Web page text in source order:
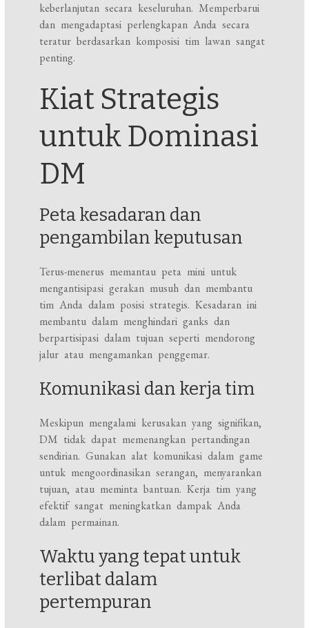
keberlanjutan secara keseluruhan. Memperbarui
dan mengadaptasi perlengkapan Anda secara
teratur berdasarkan komposisi tim lawan sangat
penting.
Kiat Strategis
untuk Dominasi
DM
Peta kesadaran dan
pengambilan keputusan
Terus-menerus memantau peta mini untuk
mengantisipasi gerakan musuh dan membantu
tim Anda dalam posisi strategis. Kesadaran ini
membantu dalam menghindari ganks dan
berpartisipasi dalam tujuan seperti mendorong
jalur atau mengamankan penggemar.
Komunikasi dan kerja tim
Meskipun mengalami kerusakan yang signifikan,
DM tidak dapat memenangkan pertandingan
sendirian. Gunakan alat komunikasi dalam game
untuk mengoordinasikan serangan, menyarankan
tujuan, atau meminta bantuan. Kerja tim yang
efektif sangat meningkatkan dampak Anda
dalam permainan.
Waktu yang tepat untuk
terlibat dalam
pertempuran